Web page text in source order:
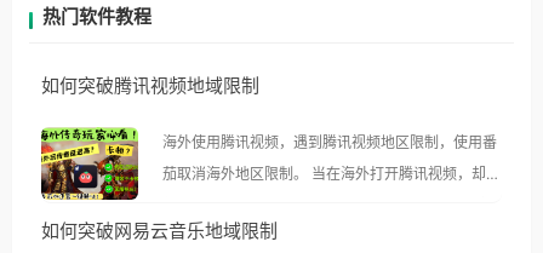
热门软件教程
如何突破腾讯视频地域限制
海外使用腾讯视频，遇到腾讯视频地区限制，使用番
茄取消海外地区限制。 当在海外打开腾讯视频，却突
示语。 海外用户如香港、澳门、台湾、美国、加拿
如何突破网易云音乐地域限制